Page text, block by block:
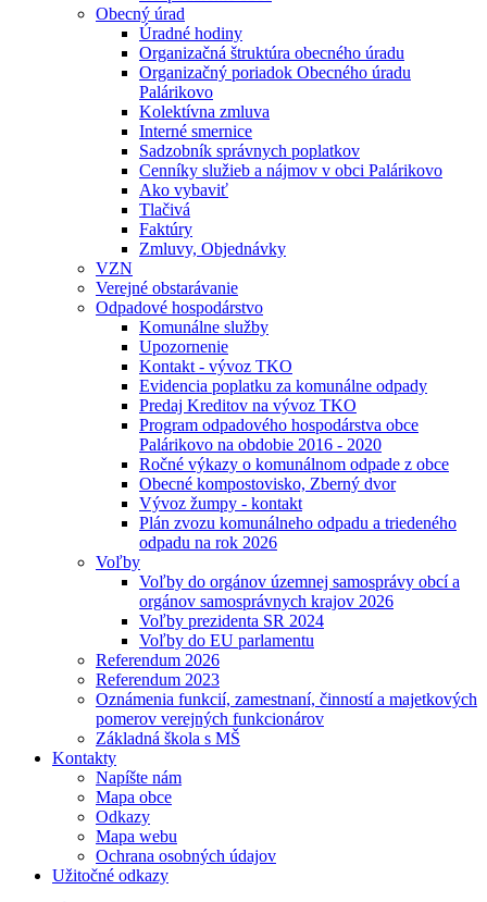
Obecný úrad
Úradné hodiny
Organizačná štruktúra obecného úradu
Organizačný poriadok Obecného úradu
Palárikovo
Kolektívna zmluva
Interné smernice
Sadzobník správnych poplatkov
Cenníky služieb a nájmov v obci Palárikovo
Ako vybaviť
Tlačivá
Faktúry
Zmluvy, Objednávky
VZN
Verejné obstarávanie
Odpadové hospodárstvo
Komunálne služby
Upozornenie
Kontakt - vývoz TKO
Evidencia poplatku za komunálne odpady
Predaj Kreditov na vývoz TKO
Program odpadového hospodárstva obce
Palárikovo na obdobie 2016 - 2020
Ročné výkazy o komunálnom odpade z obce
Obecné kompostovisko, Zberný dvor
Vývoz žumpy - kontakt
Plán zvozu komunálneho odpadu a triedeného
odpadu na rok 2026
Voľby
Voľby do orgánov územnej samosprávy obcí a
orgánov samosprávnych krajov 2026
Voľby prezidenta SR 2024
Voľby do EU parlamentu
Referendum 2026
Referendum 2023
Oznámenia funkcií, zamestnaní, činností a majetkových
pomerov verejných funkcionárov
Základná škola s MŠ
Kontakty
Napíšte nám
Mapa obce
Odkazy
Mapa webu
Ochrana osobných údajov
Užitočné odkazy